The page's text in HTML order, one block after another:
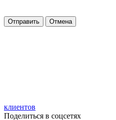
Отправить Отмена
клиентов
Поделиться в соцсетях